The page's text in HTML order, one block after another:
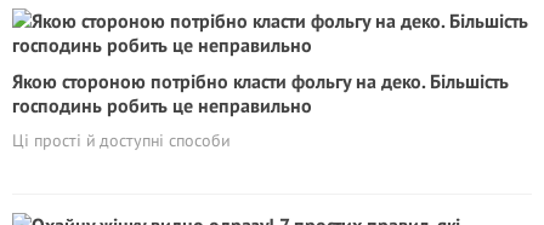
Якою стороною потрібно класти фольгу на деко. Більшість
господинь робить це неправильно
Ці прості й доступні способи